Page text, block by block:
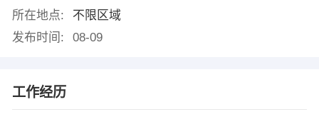
所在地点:
不限区域
发布时间:
08-09
工作经历